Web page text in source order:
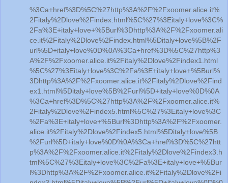
%3Ca+href%3D%5C%27http%3A%2F%2Fxoomer.alice.it%
2Fitaly%2Dlove%2Findex.html%5C%27%3Eitaly+love%3C%
2Fa%3E+italy+love+%5Burl%3Dhttp%3A%2F%2Fxoomer.ali
ce.it%2Fitaly%2Dlove%2Findex.html%5Ditaly+love%5B%2F
url%5D+italy+love%0D%0A%3Ca+href%3D%5C%27http%3
A%2F%2Fxoomer.alice.it%2Fitaly%2Dlove%2Findex1.html
%5C%27%3Eitaly+love%3C%2Fa%3E+italy+love+%5Burl%
3Dhttp%3A%2F%2Fxoomer.alice.it%2Fitaly%2Dlove%2Find
ex1.html%5Ditaly+love%5B%2Furl%5D+italy+love%0D%0A
%3Ca+href%3D%5C%27http%3A%2F%2Fxoomer.alice.it%
2Fitaly%2Dlove%2Findex5.html%5C%27%3Eitaly+love%3C
%2Fa%3E+italy+love+%5Burl%3Dhttp%3A%2F%2Fxoomer.
alice.it%2Fitaly%2Dlove%2Findex5.html%5Ditaly+love%5B
%2Furl%5D+italy+love%0D%0A%3Ca+href%3D%5C%27htt
p%3A%2F%2Fxoomer.alice.it%2Fitaly%2Dlove%2Findex3.h
tml%5C%27%3Eitaly+love%3C%2Fa%3E+italy+love+%5Bur
l%3Dhttp%3A%2F%2Fxoomer.alice.it%2Fitaly%2Dlove%2Fi